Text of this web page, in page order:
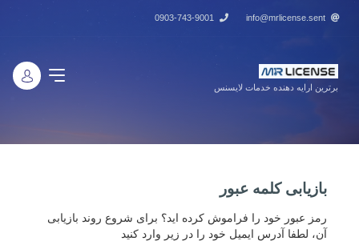
برترین ارایه دهنده خدمات لایسنس
بازیابی کلمه عبور
رمز عبور خود را فراموش کرده اید؟ برای شروع روند بازیابی
آن، لطفا آدرس ایمیل خود را در زیر وارد کنید